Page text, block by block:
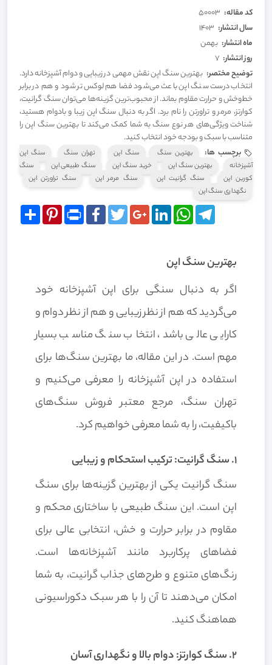
کد مقاله: 50003
سال انتشار: 1403
ماه انتشار: بهمن
روز انتشار: 7
توضیح مختصر: بهترین سنگ اپن نقش مهمی در زیبایی و دوام آشپزخانه دارد.
انتخاب درست سنگ اپن باعث می‌شود فضا هم لوکس‌تر شود و هم در برابر
خط‌وخش و حرارت مقاوم بماند. از محبوب‌ترین گزینه‌ها می‌توان سنگ گرانیت،
کوارتز، مرمر و تراورتن را نام برد. اگر به دنبال سنگ اپن زیبا و بادوام هستید،
شناخت ویژگی‌های هر نوع سنگ به شما کمک می‌کند تا بهترین سنگ اپن را
متناسب با سبک و بودجه خود انتخاب کنید.
برچسب ها:
بهترین سنگ سنگ اپن تهران سنگ
سنگ اپن
آشپزخانه
بهترین سنگ اپن خرید سنگ اپن سنگ طبیعی اپن
سنگ
کورین اپن
سنگ گرانیت اپن سنگ مرمر اپن
سنگ تراورتن اپن
نگهداری سنگ اپن
Share
Pinterest Print
FacebookTwitterGoogle+LinkedIn
WhatsAppTelegram
بهترین سنگ اپن
اگر به دنبال سنگی برای اپن آشپزخانه خود
می‌گردید که هم از نظر زیبایی و هم از نظر دوام و
کارایی عالی باشد، انتخاب سنگ مناسب بسیار
مهم است. در این مقاله، ما بهترین سنگ‌ها برای
استفاده در اپن آشپزخانه را معرفی می‌کنیم و
تهران سنگ، مرجع معتبر فروش سنگ‌های
باکیفیت، را به شما معرفی خواهیم کرد.
1. سنگ گرانیت: ترکیب استحکام و زیبایی
سنگ گرانیت یکی از بهترین گزینه‌ها برای سنگ
اپن است. این سنگ طبیعی با ساختاری محکم و
مقاوم در برابر حرارت و خش، انتخابی عالی برای
فضاهای پرکاربرد مانند آشپزخانه‌ها است.
رنگ‌های متنوع و طرح‌های جذاب گرانیت، به شما
امکان می‌دهند تا آن را با هر سبک دکوراسیونی
هماهنگ کنید.
2. سنگ کوارتز: دوام بالا و نگهداری آسان